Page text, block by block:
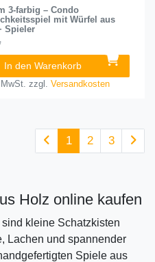
3-farbig – Condo
mit Würfel aus
Spieler
In den Warenkorb
zzgl.Versandkosten
1 2 3
Holz online kaufen
kleine Schatzkisten
Lachen und spannender
Spiele aus